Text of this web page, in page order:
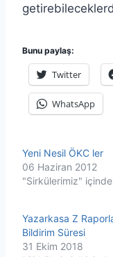
Bunu paylaş:
Twitter
WhatsApp
Yeni Nesil ÖKC ler
06 Haziran 2012
"Sirkülerimiz" içinde
Yazarkasa Z
Bildirim Süresi
31 Ekim 2018